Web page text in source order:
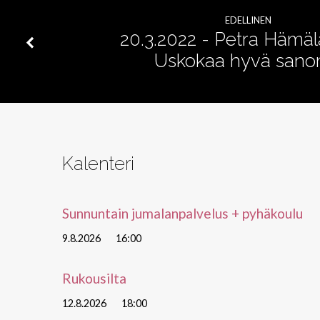
EDELLINEN
20.3.2022 - Petra
Uskokaa hyvä
Kalenteri
Sunnuntain jumalanpalvelus + pyhäkoulu
9.8.2026 16:00
Rukousilta
12.8.2026 18:00